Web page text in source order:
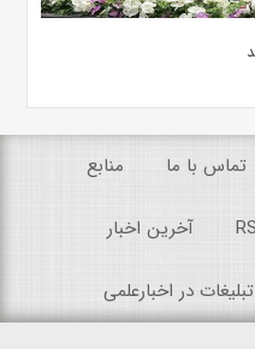
تماس با ما منابع
آخرین اخبار
تبلیغات در اخبارعلمی